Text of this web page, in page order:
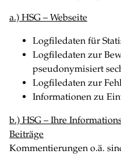
a.) HSG – Webseite
Logfiledaten für
Logfiledaten zur
pseudonymisiert
Logfiledaten zur
Informationen zu
b.) HSG – Ihre
Beiträge
Kommentierungen o.ä.